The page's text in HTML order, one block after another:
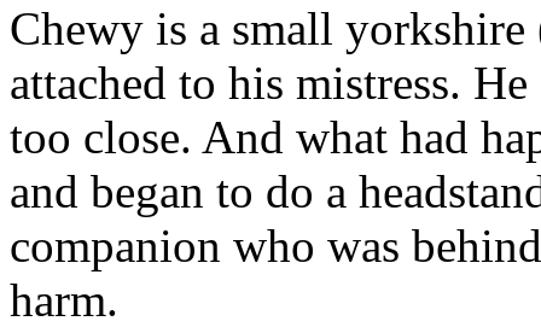
Chewy is a small
attached to his mistress.
too close. And what had
and began to do a
companion who was
harm.